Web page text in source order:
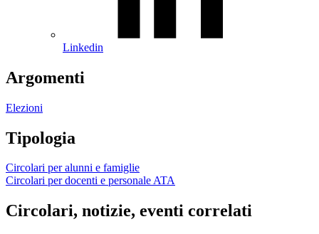
Linkedin
Argomenti
Elezioni
Tipologia
Circolari per alunni e famiglie
Circolari per docenti e personale ATA
Circolari, notizie, eventi correlati